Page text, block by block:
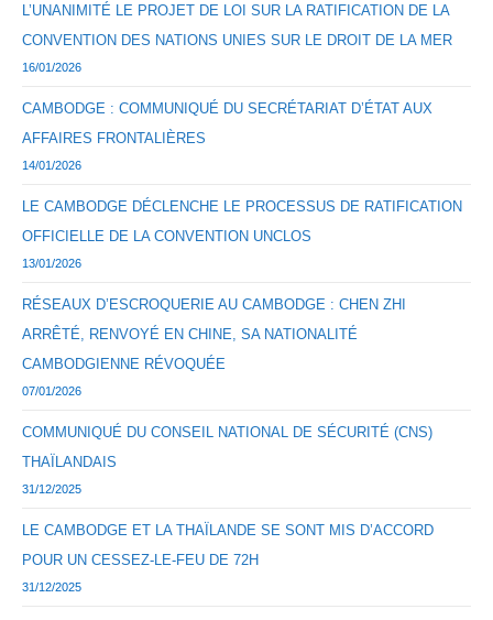
L’UNANIMITÉ LE PROJET DE LOI SUR LA RATIFICATION DE LA
CONVENTION DES NATIONS UNIES SUR LE DROIT DE LA MER
16/01/2026
CAMBODGE : COMMUNIQUÉ DU SECRÉTARIAT D’ÉTAT AUX
AFFAIRES FRONTALIÈRES
14/01/2026
LE CAMBODGE DÉCLENCHE LE PROCESSUS DE RATIFICATION
OFFICIELLE DE LA CONVENTION UNCLOS
13/01/2026
RÉSEAUX D’ESCROQUERIE AU CAMBODGE : CHEN ZHI
ARRÊTÉ, RENVOYÉ EN CHINE, SA NATIONALITÉ
CAMBODGIENNE RÉVOQUÉE
07/01/2026
COMMUNIQUÉ DU CONSEIL NATIONAL DE SÉCURITÉ (CNS)
THAÏLANDAIS
31/12/2025
LE CAMBODGE ET LA THAÏLANDE SE SONT MIS D’ACCORD
POUR UN CESSEZ-LE-FEU DE 72H
31/12/2025